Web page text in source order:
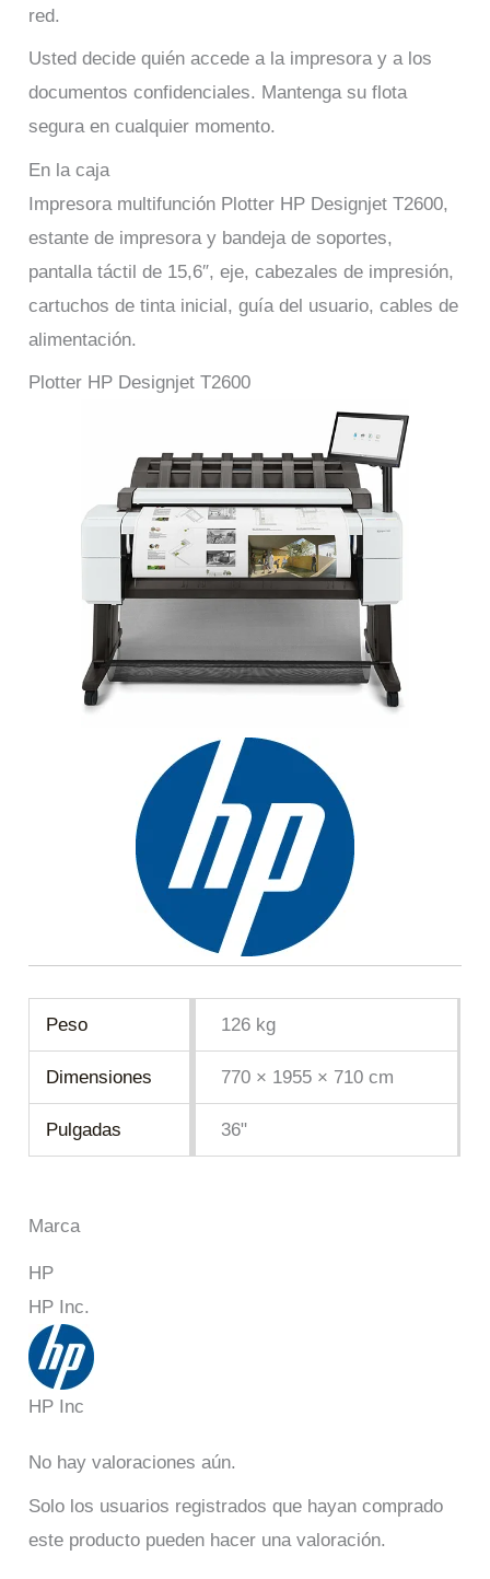
red.
Usted decide quién accede a la impresora y a los
documentos confidenciales. Mantenga su flota
segura en cualquier momento.
En la caja
Impresora multifunción Plotter HP Designjet T2600,
estante de impresora y bandeja de soportes,
pantalla táctil de 15,6″, eje, cabezales de impresión,
cartuchos de tinta inicial, guía del usuario, cables de
alimentación.
Plotter HP Designjet T2600
Peso 126 kg
Dimensiones 770 × 1955 × 710 cm
Pulgadas 36"
Marca
HP
HP Inc.
HP Inc
No hay valoraciones aún.
Solo los usuarios registrados que hayan comprado
este producto pueden hacer una valoración.